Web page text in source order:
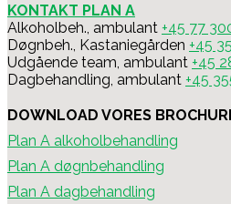
KONTAKT PLAN A
Alkoholbeh., ambulant +45 77
Døgnbeh., Kastaniegården +45
Udgående team, ambulant +45
Dagbehandling, ambulant +45
DOWNLOAD VORES
Plan A alkoholbehandling
Plan A døgnbehandling
Plan A dagbehandling